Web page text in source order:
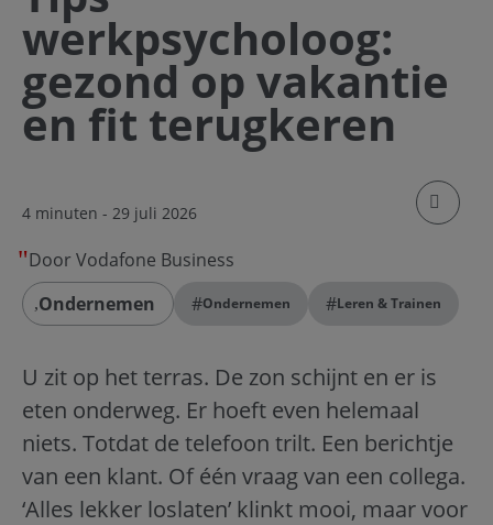
werkpsycholoog:
gezond op vakantie
en fit terugkeren
4 minuten - 29 juli 2026
klik om
Door Vodafone Business
Ondernemen
#Ondernemen #Leren & Trainen
U zit op het terras. De zon schijnt en er is
eten onderweg. Er hoeft even helemaal
niets. Totdat de telefoon trilt. Een berichtje
van een klant. Of één vraag van een collega.
‘Alles lekker loslaten’ klinkt mooi, maar voor